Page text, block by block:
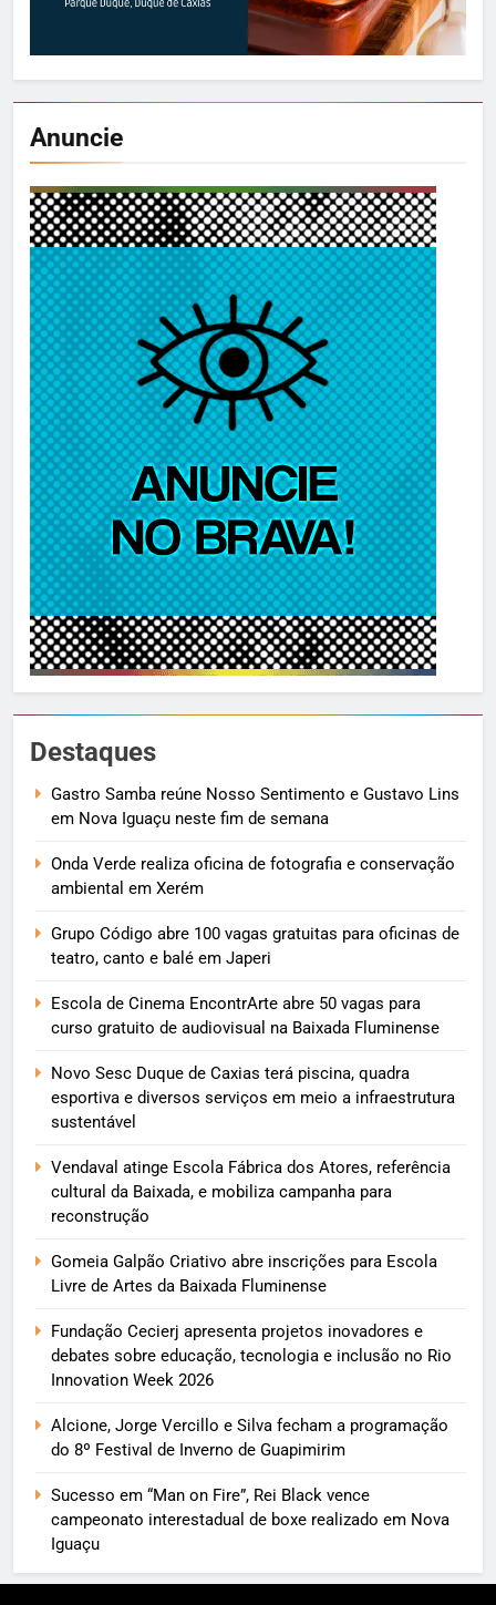
Anuncie
Destaques
Gastro Samba reúne Nosso Sentimento e Gustavo Lins
em Nova Iguaçu neste fim de semana
Onda Verde realiza oficina de fotografia e conservação
ambiental em Xerém
Grupo Código abre 100 vagas gratuitas para oficinas de
teatro, canto e balé em Japeri
Escola de Cinema EncontrArte abre 50 vagas para
curso gratuito de audiovisual na Baixada Fluminense
Novo Sesc Duque de Caxias terá piscina, quadra
esportiva e diversos serviços em meio a infraestrutura
sustentável
Vendaval atinge Escola Fábrica dos Atores, referência
cultural da Baixada, e mobiliza campanha para
reconstrução
Gomeia Galpão Criativo abre inscrições para Escola
Livre de Artes da Baixada Fluminense
Fundação Cecierj apresenta projetos inovadores e
debates sobre educação, tecnologia e inclusão no Rio
Innovation Week 2026
Alcione, Jorge Vercillo e Silva fecham a programação
do 8º Festival de Inverno de Guapimirim
Sucesso em “Man on Fire”, Rei Black vence
campeonato interestadual de boxe realizado em Nova
Iguaçu